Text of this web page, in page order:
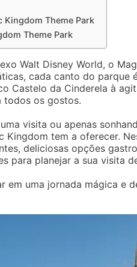
Kingdom Theme Park
Theme Park
Walt Disney World, o
cada canto do
Castelo da Cinderela à
todos os gostos.
visita ou apenas
Kingdom tem a oferecer.
deliciosas opções
para planejar a sua visita
em uma jornada mágica e